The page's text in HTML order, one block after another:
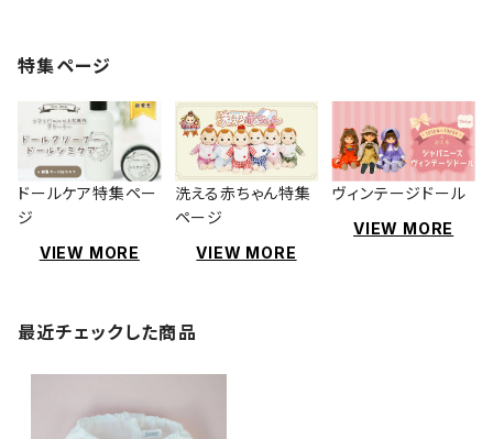
特集ページ
ドールケア特集ペー
ジ
VIEW MORE
洗える赤ちゃん特集
ページ
VIEW MORE
ヴィンテージドール
VIEW MORE
最近チェックした商品